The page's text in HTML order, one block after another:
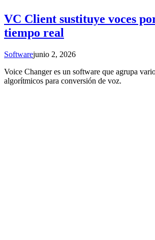
VC Client sustituye voces
tiempo real
Softwarejunio 2, 2026
Voice Changer es un software que agrupa
algorítmicos para conversión de voz.